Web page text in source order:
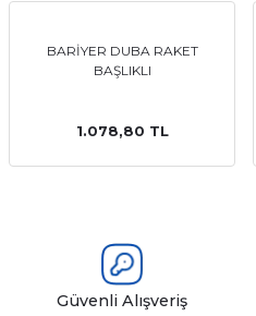
BARİYER DUBA RAKET
BAŞLIKLI
1.078,80 TL
Güvenli Alışveriş